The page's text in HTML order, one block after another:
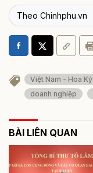
Theo Chinhphu.vn
Việt Nam - Hoa Kỳ
doanh nghiệp
BÀI LIÊN QUAN